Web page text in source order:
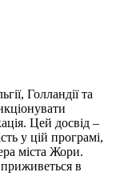
Голландії та
Цей досвід –
у цій програмі,
міста Жори.
в